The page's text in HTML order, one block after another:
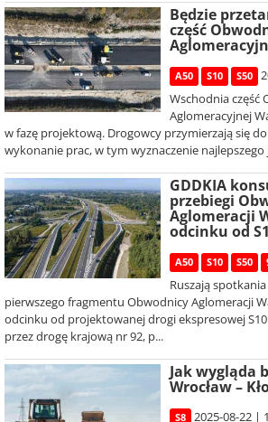
Będzie
część
A50 S10 S50
Wschodnia część
Aglomeracyjnej
w fazę projektową. Drogowcy przymierzają się
wykonanie prac, w tym wyznaczenie najlepszego
GDDKIA
przebiegi
Aglomeracji
odcinku od
A50 S10 S50
Ruszają
pierwszego fragmentu Obwodnicy Aglomeracji
odcinku od projektowanej drogi ekspresowej
przez drogę krajową nr 92, p...
Jak wygląda
Wrocław –
S8
2025-08-22 |